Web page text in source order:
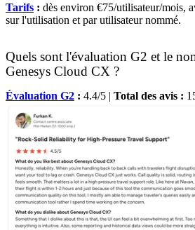
Tarifs : dès environ €75/utilisateur/mois,
sur l'utilisation et par utilisateur nommé.
Quels sont l'évaluation G2 et le
Genesys Cloud CX ?
Évaluation G2 : 4.4/5 | Total des avis :